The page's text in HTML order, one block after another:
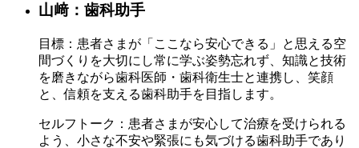
山﨑：歯科助手
目標： 患者さまが「ここなら安心できる」と思える空
間づくりを大切にし常に学ぶ姿勢忘れず、知識と技術
を磨きながら歯科医師・歯科衛生士と連携し、笑顔
と、信頼を支える歯科助手を目指します。
セルフトーク： 患者さまが安心して治療を受けられる
よう、小さな不安や緊張にも気づける歯科助手であり